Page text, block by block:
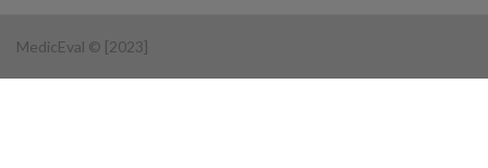
MedicEval © [2023]